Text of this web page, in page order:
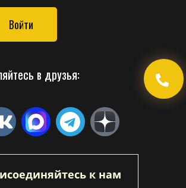
Войти
в друзья:
к нам